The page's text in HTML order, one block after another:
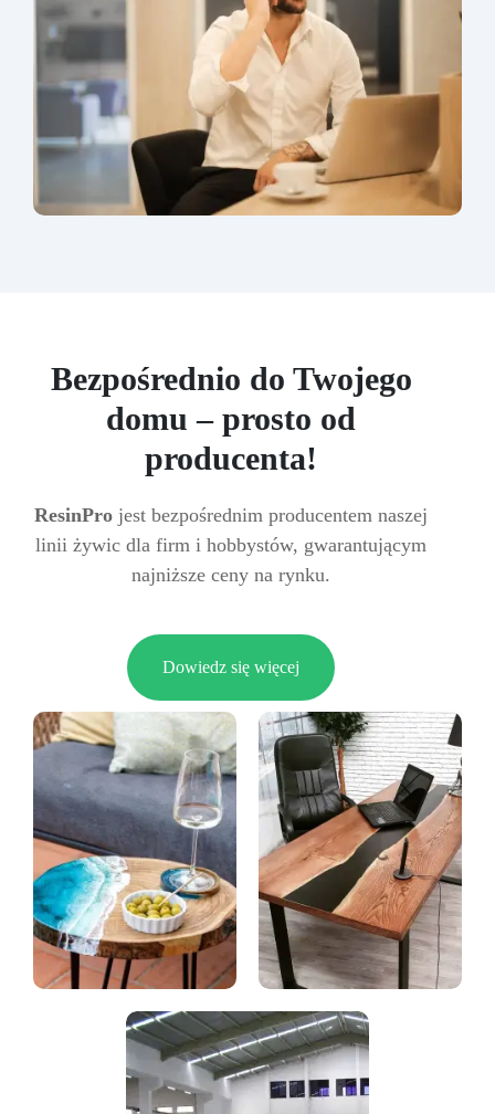
Bezpośrednio do Twojego
domu – prosto od
producenta!
ResinPro jest bezpośrednim producentem naszej
linii żywic dla firm i hobbystów, gwarantującym
najniższe ceny na rynku.
Dowiedz się więcej